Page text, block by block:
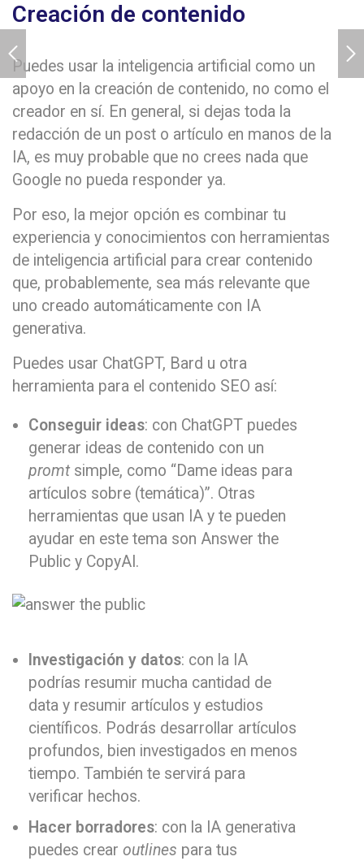
Creación de contenido
Puedes usar la inteligencia artificial como un
apoyo en la creación de contenido, no como el
creador en sí. En general, si dejas toda la
redacción de un post o artículo en manos de la
IA, es muy probable que no crees nada que
Google no pueda responder ya.
Por eso, la mejor opción es combinar tu
experiencia y conocimientos con herramientas
de inteligencia artificial para crear contenido
que, probablemente, sea más relevante que
uno creado automáticamente con IA
generativa.
Puedes usar ChatGPT, Bard u otra
herramienta para el contenido SEO así:
Conseguir ideas: con ChatGPT puedes
generar ideas de contenido con un
promtsimple, como “Dame ideas para
artículos sobre (temática)”. Otras
herramientas que usan IA y te pueden
ayudar en este tema son Answer the
Public y CopyAI.
Investigación y datos: con la IA
podrías resumir mucha cantidad de
data y resumir artículos y estudios
científicos. Podrás desarrollar artículos
profundos, bien investigados en menos
tiempo. También te servirá para
verificar hechos.
Hacer borradores: con la IA generativa
puedes crear outlines para tus